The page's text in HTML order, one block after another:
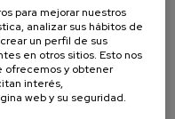
y ciudadanía para
más justos e
la campaña propone
para mejorar nuestros
analizar sus hábitos de
un perfil de sus
en otros sitios. Esto nos
ofrecemos y obtener
interés,
web y su seguridad.